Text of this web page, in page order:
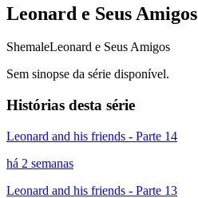
Leonard e Seus Amigos
ShemaleLeonard e Seus Amigos
Sem sinopse da série disponível.
Histórias desta série
Leonard and his friends - Parte 14
há 2 semanas
Leonard and his friends - Parte 13